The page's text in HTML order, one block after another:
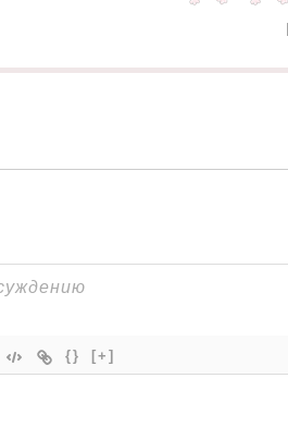
{} [+]